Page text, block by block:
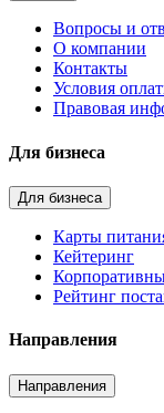
Вопросы и
О компании
Контакты
Условия
Правовая
Для бизнеса
Для бизнеса
Карты
Кейтеринг
Рейтинг
Направления
Направления